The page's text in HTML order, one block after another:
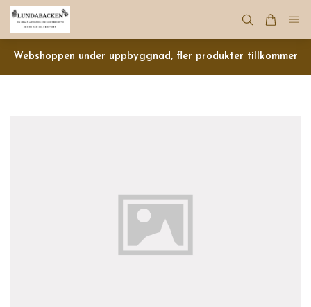
Webshoppen under uppbyggnad, fler produkter tillkommer